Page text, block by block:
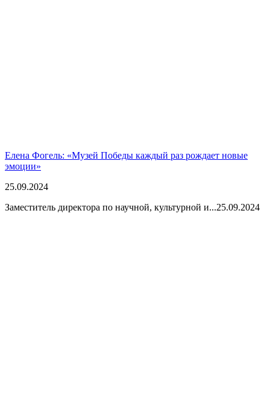
Елена Фогель: «Музей Победы каждый раз рождает новые
эмоции»
25.09.2024
Заместитель директора по научной, культурной и...25.09.2024